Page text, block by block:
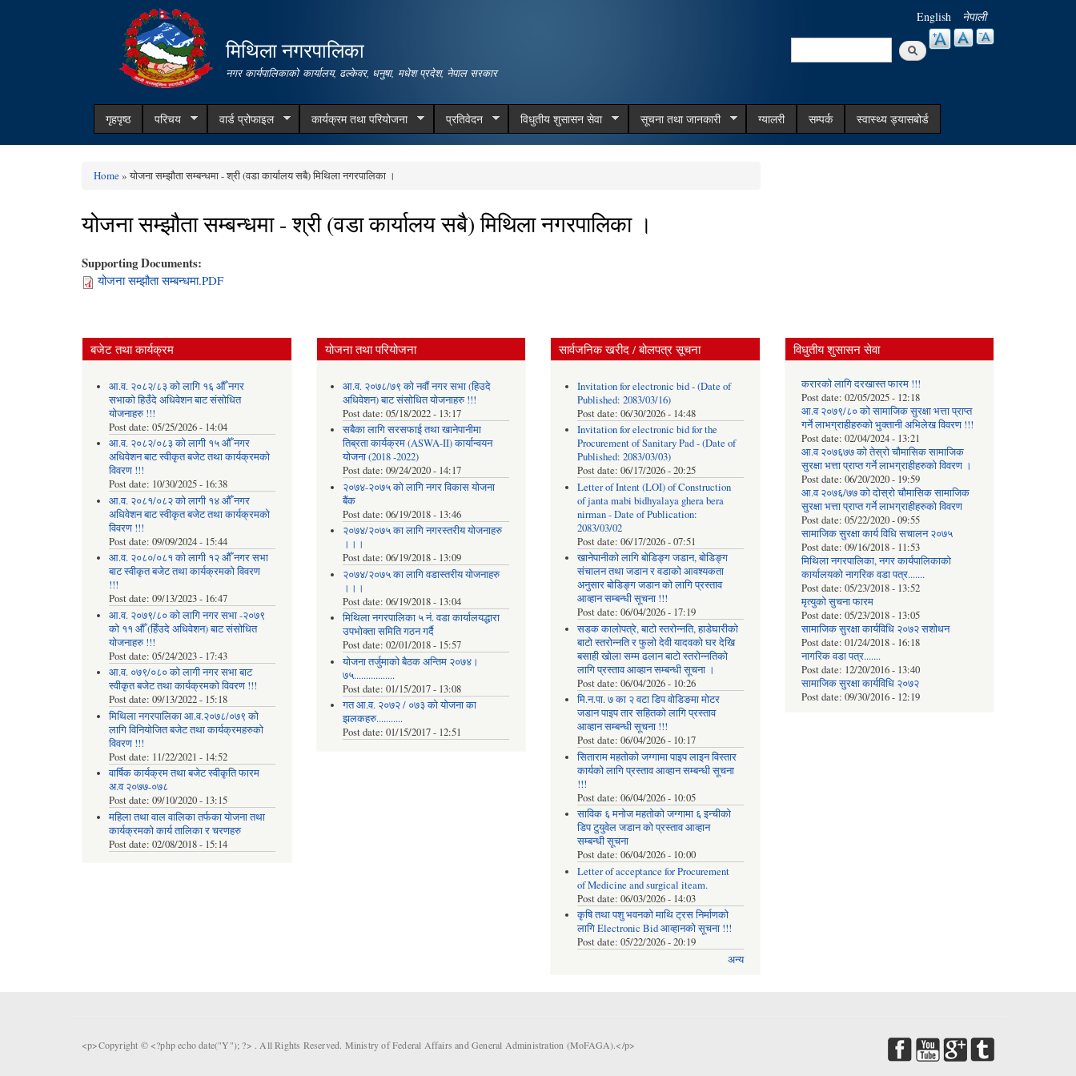
मिथिला नगरपालिका
नगर कार्यपालिकाको कार्यालय, ढल्केवर, धनुषा, मधेश प्रदेश, नेपाल सरकार
English नेपाली
Search
गृहपृष्ठ परिचय वार्ड प्रोफाइल कार्यक्रम तथा परियोजना प्रतिवेदन विधुतीय शुसासन सेवा सूचना तथा जानकारी ग्यालरी सम्पर्क स्वास्थ्य ड्यासबोर्ड
Home» योजना सम्झौता सम्बन्धमा - श्री (वडा कार्यालय सबै) मिथिला नगरपालिका ।
योजना सम्झौता सम्बन्धमा - श्री (वडा कार्यालय सबै) मिथिला नगरपालिका ।
Supporting Documents:
योजना सम्झौता सम्बन्धमा.PDF
बजेट तथा कार्यक्रम
आ.व. २०८२/८३ को लागि १६ औँ नगर
सभाको हिउँदे अधिवेशन बाट संसोधित
योजनाहरु !!!
Post date: 05/25/2026 - 14:04
आ.व. २०८२/०८३ को लागी १५ औँ नगर
अधिवेशन बाट स्वीकृत बजेट तथा कार्यक्रमको
विवरण !!!
Post date: 10/30/2025 - 16:38
आ.व. २०८१/०८२ को लागी १४ औँ नगर
अधिवेशन बाट स्वीकृत बजेट तथा कार्यक्रमको
विवरण !!!
Post date: 09/09/2024 - 15:44
आ.व. २०८०/०८१ को लागी १२ औँ नगर सभा
बाट स्वीकृत बजेट तथा कार्यक्रमको विवरण
!!!
Post date: 09/13/2023 - 16:47
आ.व. २०७९/८० को लागि नगर सभा -२०७९
को ११ औँ (हिँउदे अधिवेशन) बाट संसोधित
योजनाहरु !!!
Post date: 05/24/2023 - 17:43
आ.व. ०७९/०८० को लागी नगर सभा बाट
स्वीकृत बजेट तथा कार्यक्रमको विवरण !!!
Post date: 09/13/2022 - 15:18
मिथिला नगरपालिका आ.व.२०७८/०७९ को
लागि विनियोजित बजेट तथा कार्यक्रमहरुको
विवरण !!!
Post date: 11/22/2021 - 14:52
वार्षिक कार्यक्रम तथा बजेट स्वीकृति फारम
अ.व २०७७-०७८
Post date: 09/10/2020 - 13:15
महिला तथा वाल वालिका तर्फका याेजना तथा
कार्यक्रमकाे कार्य तालिका र चरणहरु
Post date: 02/08/2018 - 15:14
योजना तथा परियोजना
आ.व. २०७८/७९ को नवौं नगर सभा (हिउदे
अधिवेशन) बाट संसोधित योजनाहरु !!!
Post date:05/18/2022 - 13:17
सबैका लागि सरसफाई तथा खानेपानीमा
तिब्रता कार्यक्रम (ASWA-II) कार्यान्वयन
योजना (2018 -2022)
Post date:09/24/2020 - 14:17
२०७४-२०७५ को लागि नगर विकास योजना
बैंक
Post date:06/19/2018 - 13:46
२०७४/२०७५ का लागि नगरस्तरीय योजनाहरु
।।।
Post date:06/19/2018 - 13:09
२०७४/२०७५ का लागि वडास्तरीय योजनाहरु
।।।
Post date:06/19/2018 - 13:04
मिथिला नगरपालिका ५ नं. वडा कार्यालयद्धारा
उपभोक्ता समिति गठन गर्दै
Post date:02/01/2018 - 15:57
याेजना तर्जुमाकाे बैठक अन्तिम २०७४।
७५.................
Post date:01/15/2017 - 13:08
गत आ.व. २०७२ / ०७३ को योजना का
झलकहरु...........
Post date:01/15/2017 - 12:51
सार्वजनिक खरीद / बोलपत्र सूचना
Invitation for electronic bid - (Date of
Published: 2083/03/16)
Post date: 06/30/2026 - 14:48
Invitation for electronic bid for the
Procurement of Sanitary Pad - (Date of
Published: 2083/03/03)
Post date: 06/17/2026 - 20:25
Letter of Intent (LOI) of Construction
of janta mabi bidhyalaya ghera bera
nirman - Date of Publication:
2083/03/02
Post date: 06/17/2026 - 07:51
खानेपानीको लागि बोडिङ्ग जडान, बोडिङ्ग
संचालन तथा जडान र वडाको आवश्यकता
अनुसार बोडिङ्ग जडान को लागि प्रस्ताव
आव्हान सम्बन्धी सूचना !!!
Post date: 06/04/2026 - 17:19
सडक कालोपत्रे, बाटो स्तरोन्नति, हाडेघारीको
बाटो स्तरोन्नति र फुलो देवी यादवको घर देखि
बसाही खोला सम्म ढलान बाटो स्तरोन्नतिको
लागि प्रस्ताव आव्हान सम्बन्धी सूचना ।
Post date: 06/04/2026 - 10:26
मि.न.पा. ७ का २ वटा डिप वोडिङमा मोटर
जडान पाइप तार सहितको लागि प्रस्ताव
आव्हान सम्बन्धी सूचना !!!
Post date: 06/04/2026 - 10:17
सिताराम महतोको जग्गामा पाइप लाइन विस्तार
कार्यको लागि प्रस्ताव आव्हान सम्बन्धी सूचना
!!!
Post date: 06/04/2026 - 10:05
साविक ६ मनोज महतोको जग्गामा ६ इन्चीको
डिप टुयुवेल जडान को प्रस्ताव आव्हान
सम्बन्धी सूचना
Post date: 06/04/2026 - 10:00
Letter of acceptance for Procurement
of Medicine and surgical iteam.
Post date: 06/03/2026 - 14:03
कृषि तथा पशु भवनको माथि ट्रस निर्माणको
लागि Electronic Bid आव्हानको सूचना !!!
Post date: 05/22/2026 - 20:19
अन्य
विधुतीय शुसासन सेवा
करारको लागि दरखास्त फारम !!!
Post date: 02/05/2025 - 12:18
आ.व २०७९/८० को सामाजिक सुरक्षा भत्ता प्राप्त
गर्ने लाभग्राहीहरुको भुक्तानी अभिलेख विवरण !!!
Post date: 02/04/2024 - 13:21
आ.व २०७६७७ को तेस्रो चौमासिक सामाजिक
सुरक्षा भत्ता प्राप्त गर्ने लाभग्राहीहरुको विवरण ।
Post date: 06/20/2020 - 19:59
आ.व २०७६/७७ को दोस्रो चौमासिक सामाजिक
सुरक्षा भत्ता प्राप्त गर्ने लाभग्राहीहरुको विवरण
Post date: 05/22/2020 - 09:55
सामाजिक सुरक्षा कार्य विधि स‌चालन २०७५
Post date: 09/16/2018 - 11:53
मिथिला नगरपालिका, नगर कार्यपालिकाको
कार्यालयकाे नागरिक वडा पत्र.......
Post date: 05/23/2018 - 13:52
मृत्युको सुचना फारम
Post date: 05/23/2018 - 13:05
सामाजिक सुरक्षा कार्यविधि २०७२ स‌शाेधन
Post date: 01/24/2018 - 16:18
नागरिक वडा पत्र.......
Post date: 12/20/2016 - 13:40
सामाजिक सुरक्षा कार्यविधि २०७२
Post date: 09/30/2016 - 12:19
<p>Copyright © <?php echo date("Y"); ?> . All Rights Reserved. Ministry of Federal Affairs and General Administration (MoFAGA).</p>